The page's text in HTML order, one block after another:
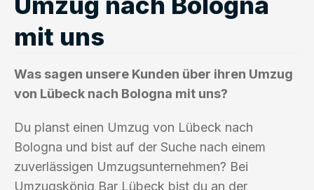
mit uns
Was sagen unsere Kunden über ihren Umzug
von Lübeck nach Bologna mit uns?
Du planst einen Umzug von Lübeck nach
Bologna und bist auf der Suche nach einem
zuverlässigen Umzugsunternehmen? Bei
Umzugskönig Bar Lübeck bist du an der